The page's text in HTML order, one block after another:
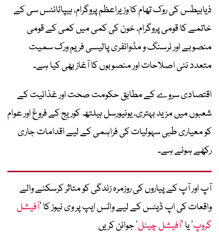
ذیابیطس کی روک تھام کا وزیراعظم پروگرام، ہیپاٹائٹس سی کے
خاتمے کا قومی پروگرام، خون کی کمی میں کمی کے قومی
منصوبے اور نرسنگ و مڈوائفری پالیسی فریم ورک سمیت
متعدد نئی اصلاحات اور منصوبوں کا آغاز بھی کیا ہے۔
اقتصادی سروے کے مطابق حکومت صحت اور غذائیت کے
شعبوں میں مزید بہتری، یونیورسل ہیلتھ کوریج کے فروغ اور عوام
کو معیاری طبی سہولیات کی فراہمی کے لیے اقدامات جاری
رکھے ہوئے ہے۔
آپ اور آپ کے پیاروں کی روزمرہ زندگی کو متاثر کرسکنے والے
واقعات کی اپ ڈیٹس کے لیے واٹس ایپ پر وی نیوز کا ’آفیشل
گروپ‘ یا ’آفیشل چینل‘ جوائن کریں